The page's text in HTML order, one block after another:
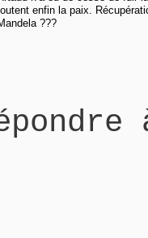
enfin la paix.
???